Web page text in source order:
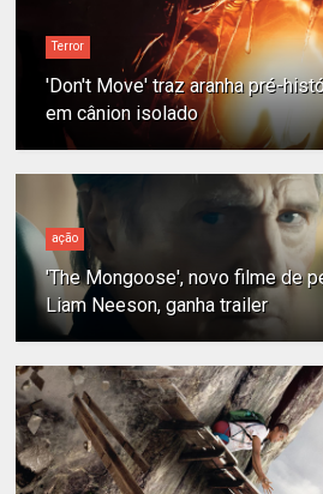
Terror
'Don't Move' traz aranha pré-
em cânion isolado
ação
'The Mongoose', novo filme de
Liam Neeson, ganha trailer